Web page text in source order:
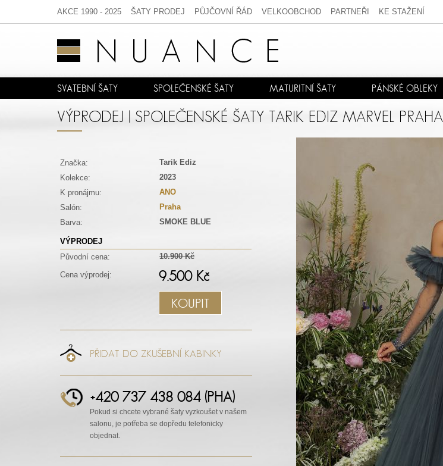
AKCE 1990 - 2025 ŠATY PRODEJ PŮJČOVNÍ ŘÁD VELKOOBCHOD PARTNEŘI KE STAŽENÍ
SVATEBNÍ ŠATY SPOLEČENSKÉ ŠATY MATURITNÍ ŠATY PÁNSKÉ OBLEKY
VÝPRODEJ | SPOLEČENSKÉ ŠATY TARIK EDIZ MARVEL PRAHA
Značka:
Tarik Ediz
Kolekce:
2023
K pronájmu:
ANO
Salón:
Praha
Barva:
SMOKE BLUE
VÝPRODEJ
Původní cena:
10.900 Kč
Cena výprodej: 9.500 Kč
KOUPIT
PŘIDAT DO ZKUŠEBNÍ KABINKY
+420 737 438 084 (PHA)
Pokud si chcete vybrané šaty vyzkoušet v našem
salonu, je potřeba se dopředu telefonicky
objednat.